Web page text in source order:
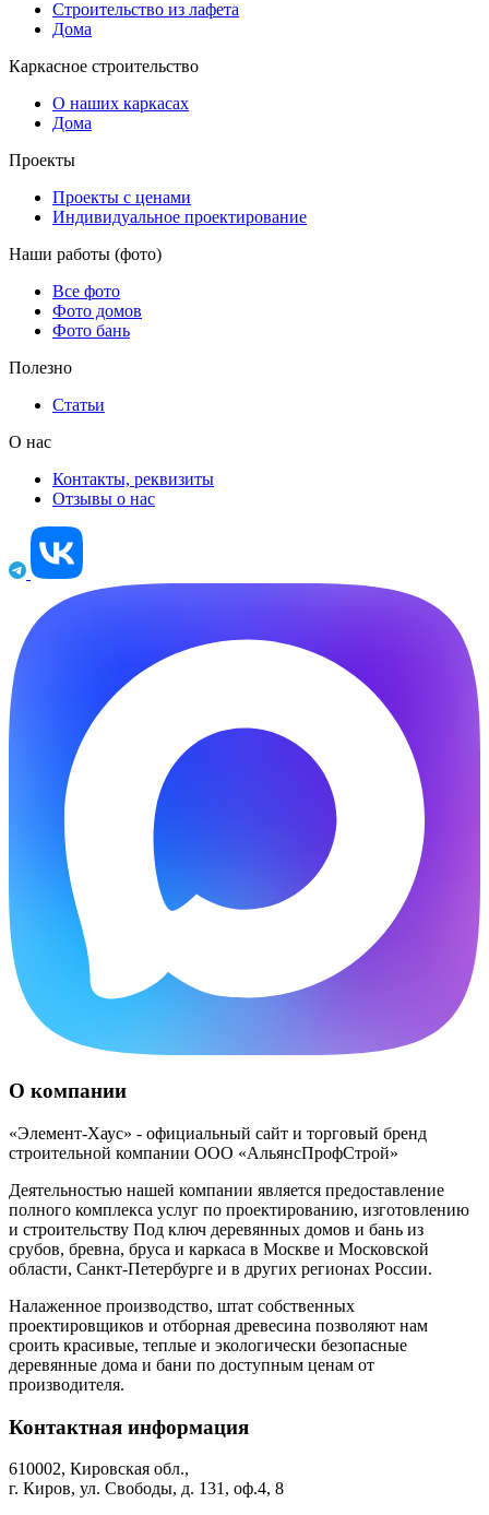
Строительство из лафета
Дома
Каркасное строительство
О наших каркасах
Дома
Проекты
Проекты с ценами
Индивидуальное проектирование
Наши работы (фото)
Все фото
Фото домов
Фото бань
Полезно
Статьи
О нас
Контакты, реквизиты
Отзывы о нас
О компании
«Элемент-Хаус» - официальный сайт и торговый бренд
строительной компании ООО «АльянсПрофСтрой»
Деятельностью нашей компании является предоставление
полного комплекса услуг по проектированию, изготовлению
и строительству Под ключ деревянных домов и бань из
срубов, бревна, бруса и каркаса в Москве и Московской
области, Санкт-Петербурге и в других регионах России.
Налаженное производство, штат собственных
проектировщиков и отборная древесина позволяют нам
сроить красивые, теплые и экологически безопасные
деревянные дома и бани по доступным ценам от
производителя.
Контактная информация
610002, Кировская обл.,
г. Киров, ул. Свободы, д. 131, оф.4, 8